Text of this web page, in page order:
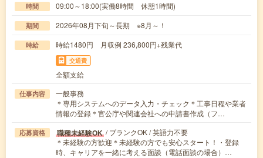
時間 09:00～18:00(実働8時間 休憩1時間)
期間 2026年08月下旬～長期 ※8月～！
時給 時給1480円 月収例 236,800円+残業代
交通費
全額支給
仕事内容
一般事務
＊専用システムへのデータ入力・チェック＊工事日程や業者
情報の登録＊官公庁や関連会社への申請書作成（フ…
応募資格 職種未経験OK / ブランクOK / 英語力不要
＊未経験の方歓迎＊未経験の方でも安心スタート！・登録
時、キャリアを一緒に考える面談（電話面談の場合）…